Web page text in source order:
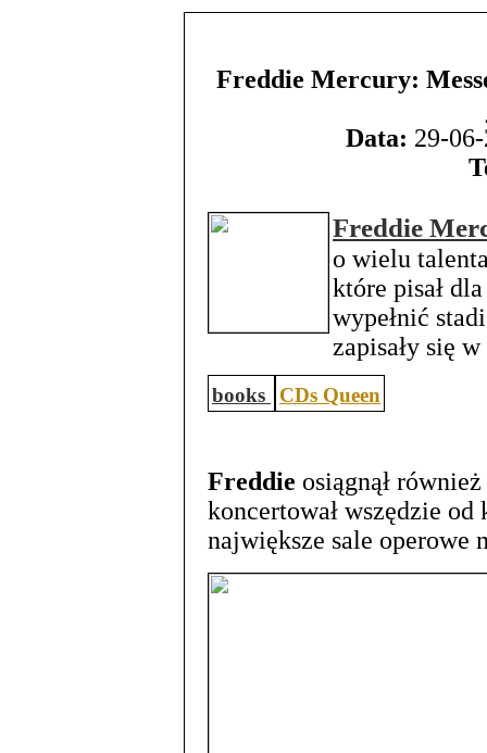
Freddie Mercury:
Data: 29-
Freddie
o wielu
które pisał
wypełnić
zapisały się
books CDs Queen
Freddie osiągnął
koncertował wszędzie
największe sale operowe